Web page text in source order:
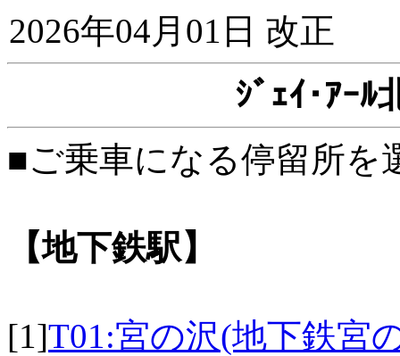
2026年04月01日 改正
ｼﾞｪｲ･ｱｰﾙ
■ご乗車になる停留所を
【地下鉄駅】
[1]T01:宮の沢(地下鉄宮